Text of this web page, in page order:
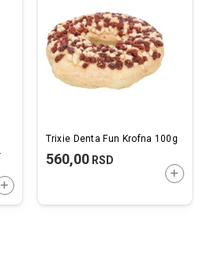
DODAJTE U KORPU
Trixie Denta Fun Krofna 100g
560,00RSD